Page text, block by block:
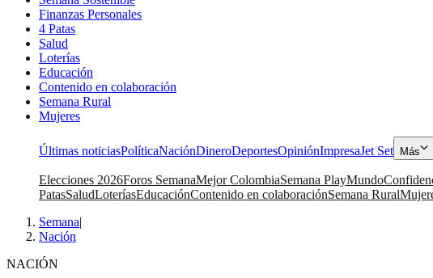
Finanzas Personales
4 Patas
Salud
Loterías
Educación
Contenido en colaboración
Semana Rural
Mujeres
Últimas noticiasPolíticaNaciónDineroDeportesOpiniónImpresaJet Set Más
Elecciones 2026Foros SemanaMejor ColombiaSemana PlayMundo
PatasSaludLoteríasEducaciónContenido en colaboraciónSemana Rural
Semana|
Nación
NACIÓN